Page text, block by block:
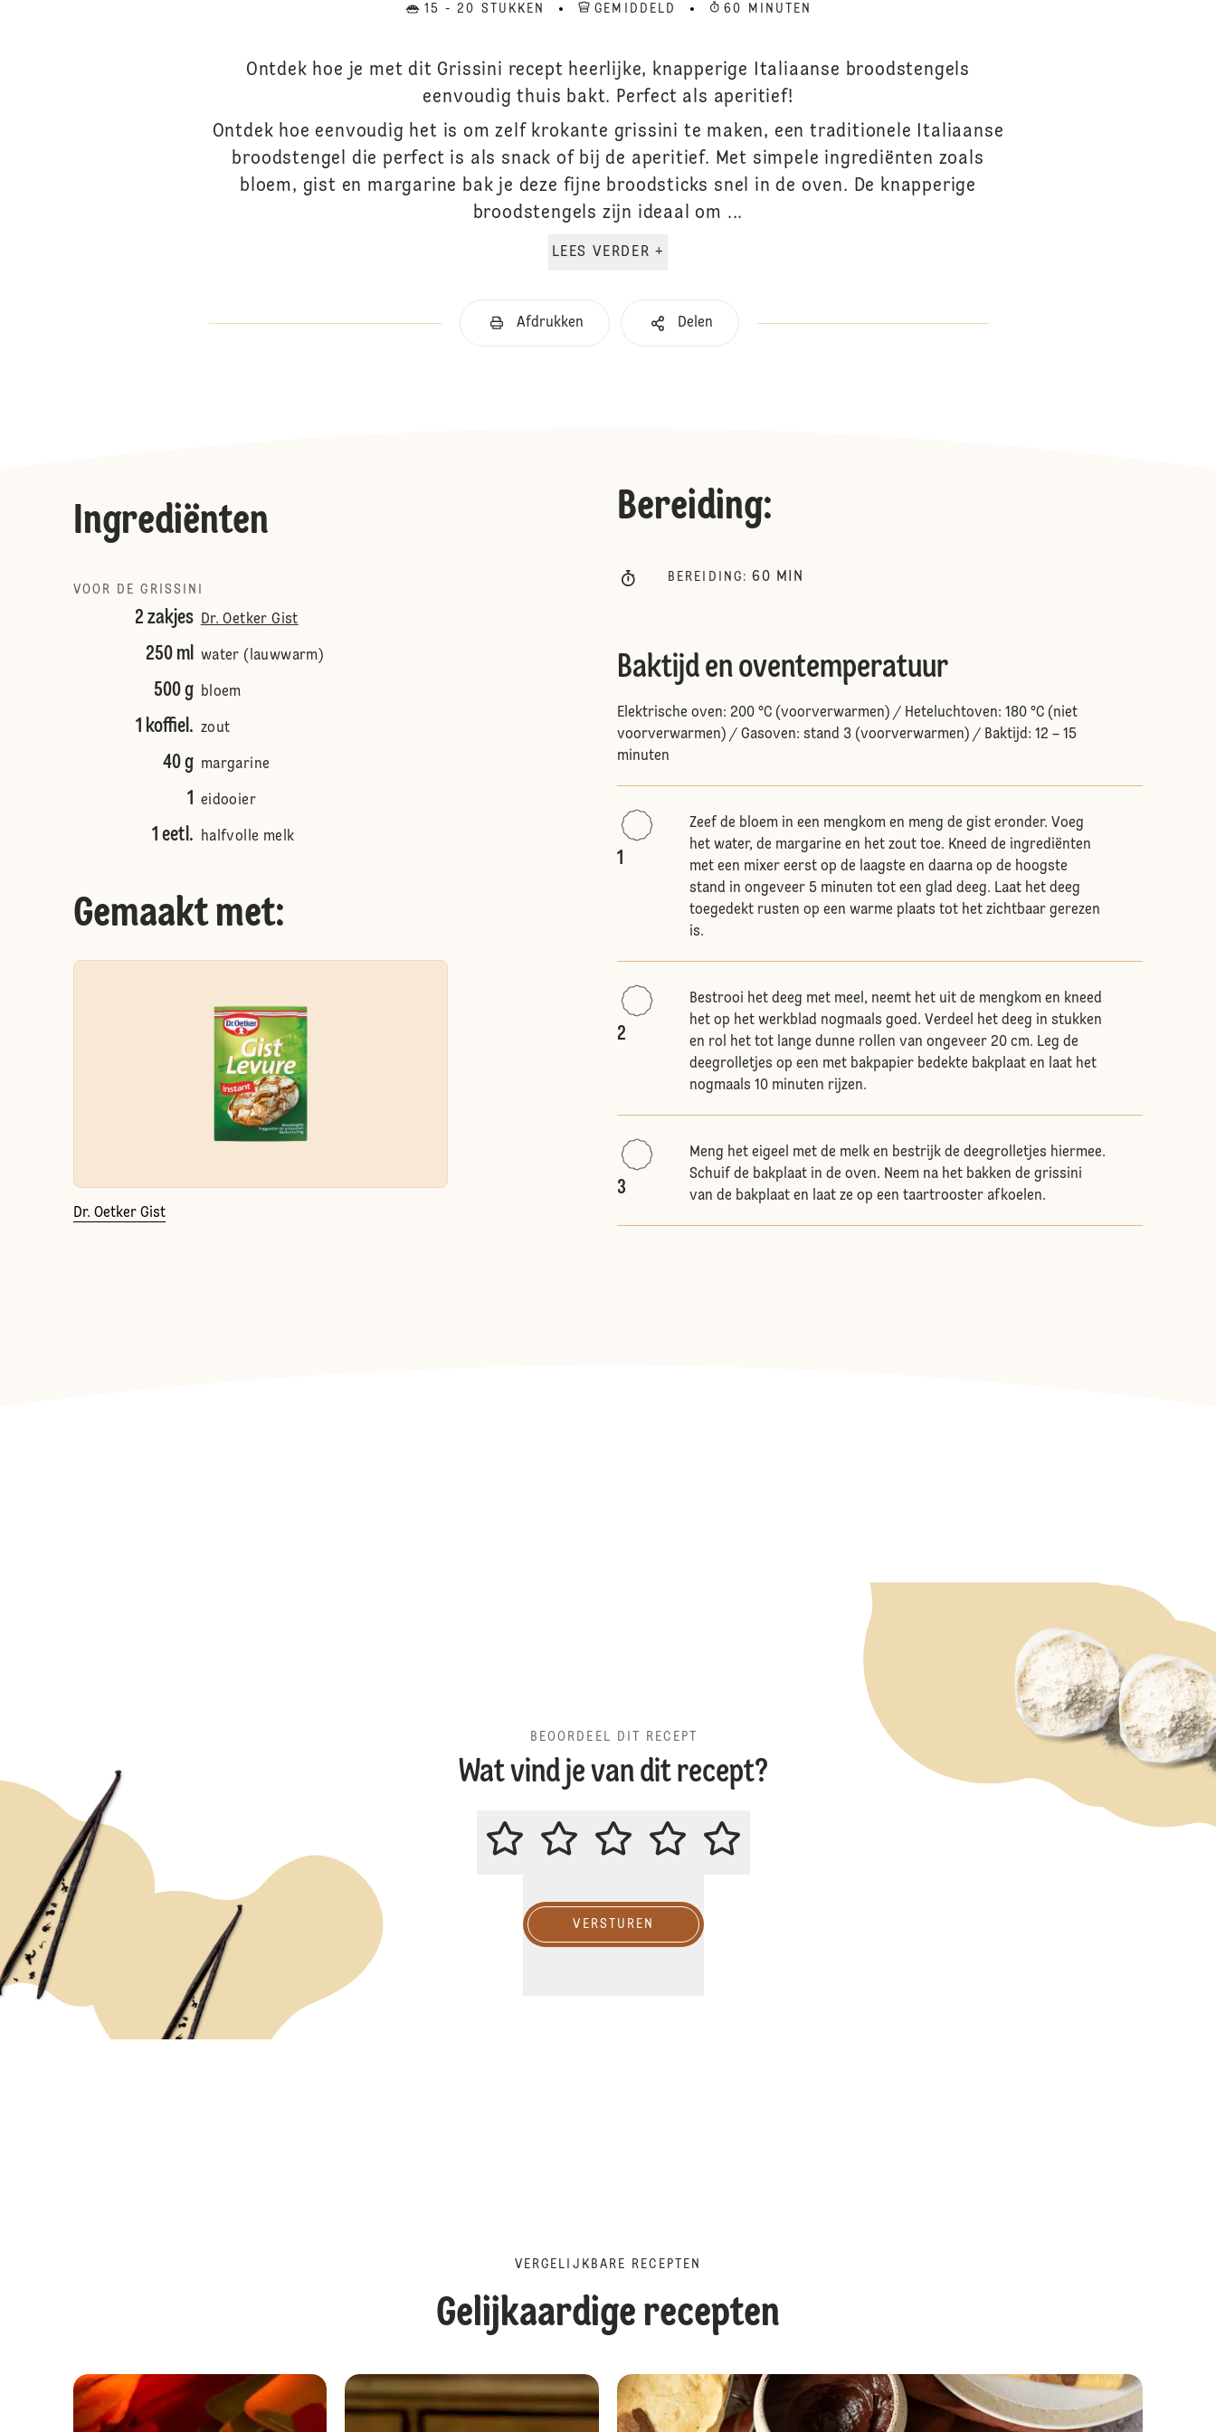
15 - 20 STUKKEN GEMIDDELD 60 MINUTEN
Ontdek hoe je met dit Grissini recept heerlijke, knapperige Italiaanse broodstengels
eenvoudig thuis bakt. Perfect als aperitief!
Ontdek hoe eenvoudig het is om zelf krokante grissini te maken, een traditionele Italiaanse
broodstengel die perfect is als snack of bij de aperitief. Met simpele ingrediënten zoals
bloem, gist en margarine bak je deze fijne broodsticks snel in de oven. De knapperige
broodstengels zijn ideaal om ...
LEES VERDER +
Afdrukken Delen
Ingrediënten
VOOR DE GRISSINI
2 zakjes Dr. Oetker Gist
250 ml water (lauwwarm)
500 g bloem
1 koffiel. zout
40 g margarine
1 eidooier
1 eetl. halfvolle melk
Gemaakt met:
Dr. Oetker Gist
Bereiding:
BEREIDING : 60 MIN
Baktijd en oventemperatuur
Elektrische oven: 200 °C (voorverwarmen) / Heteluchtoven: 180 °C (niet
voorverwarmen) / Gasoven: stand 3 (voorverwarmen) / Baktijd: 12 – 15
minuten
1
Zeef de bloem in een mengkom en meng de gist eronder. Voeg
het water, de margarine en het zout toe. Kneed de ingrediënten
met een mixer eerst op de laagste en daarna op de hoogste
stand in ongeveer 5 minuten tot een glad deeg. Laat het deeg
toegedekt rusten op een warme plaats tot het zichtbaar gerezen
is.
2
Bestrooi het deeg met meel, neemt het uit de mengkom en kneed
het op het werkblad nogmaals goed. Verdeel het deeg in stukken
en rol het tot lange dunne rollen van ongeveer 20 cm. Leg de
deegrolletjes op een met bakpapier bedekte bakplaat en laat het
nogmaals 10 minuten rijzen.
3
Meng het eigeel met de melk en bestrijk de deegrolletjes hiermee.
Schuif de bakplaat in de oven. Neem na het bakken de grissini
van de bakplaat en laat ze op een taartrooster afkoelen.
BEOORDEEL DIT RECEPT
Wat vind je van dit recept?
BEOORDEEL DIT RECEPT
VERSTUREN
VERGELIJKBARE RECEPTEN
Gelijkaardige recepten
Zwarte kat Roze Cheesecake